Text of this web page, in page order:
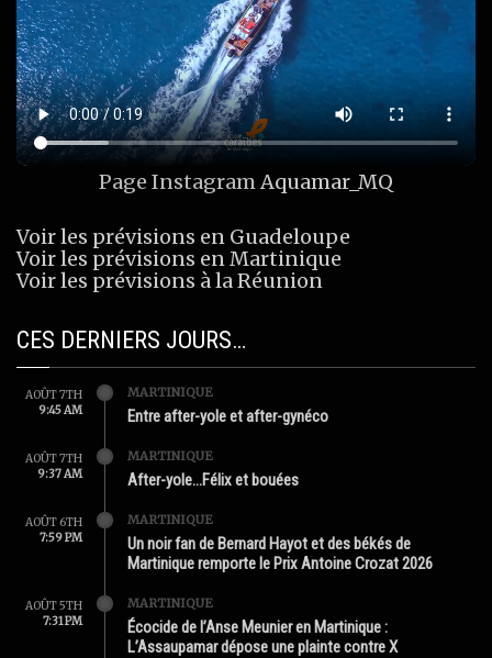
Page Instagram Aquamar_MQ
Voir les prévisions en Guadeloupe
Voir les prévisions en Martinique
Voir les prévisions à la Réunion
CES DERNIERS JOURS…
AOÛT 7TH
9:45 AM
MARTINIQUE
Entre after-yole et after-gynéco
AOÛT 7TH
9:37 AM
MARTINIQUE
After-yole…Félix et bouées
AOÛT 6TH
7:59 PM
MARTINIQUE
Un noir fan de Bernard Hayot et des békés de
Martinique remporte le Prix Antoine Crozat 2026
AOÛT 5TH
7:31 PM
MARTINIQUE
Écocide de l’Anse Meunier en Martinique :
L’Assaupamar dépose une plainte contre X